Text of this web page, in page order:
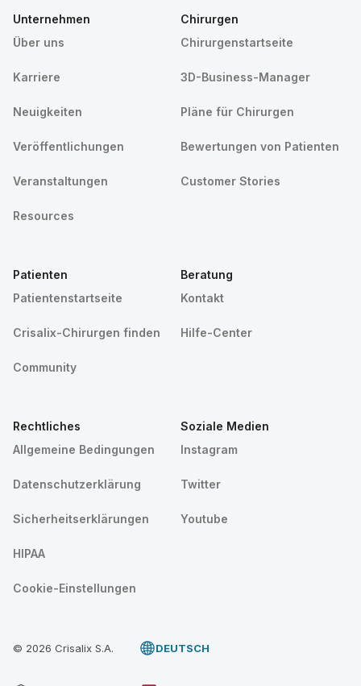
Unternehmen
Über uns
Karriere
Neuigkeiten
Veröffentlichungen
Veranstaltungen
Resources
Chirurgen
Chirurgenstartseite
3D-Business-Manager
Pläne für Chirurgen
Bewertungen von Patienten
Customer Stories
Patienten
Patientenstartseite
Crisalix-Chirurgen finden
Community
Beratung
Kontakt
Hilfe-Center
Rechtliches
Allgemeine Bedingungen
Datenschutzerklärung
Sicherheitserklärungen
HIPAA
Cookie-Einstellungen
Soziale Medien
Instagram
Twitter
Youtube
© 2026 Crisalix S.A. DEUTSCH